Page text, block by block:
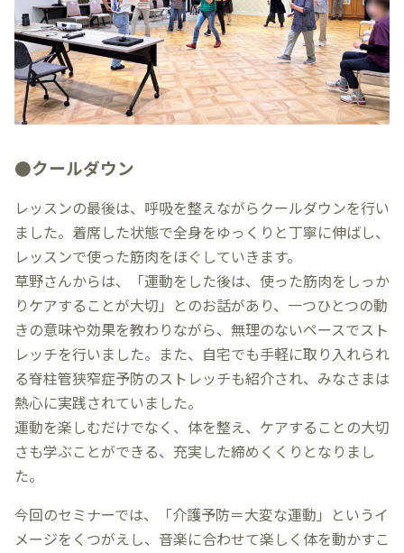
●クールダウン
レッスンの最後は、呼吸を整えながらクールダウンを行い
ました。着席した状態で全身をゆっくりと丁寧に伸ばし、
レッスンで使った筋肉をほぐしていきます。
草野さんからは、「運動をした後は、使った筋肉をしっか
りケアすることが大切」とのお話があり、一つひとつの動
きの意味や効果を教わりながら、無理のないペースでスト
レッチを行いました。また、自宅でも手軽に取り入れられ
る脊柱管狭窄症予防のストレッチも紹介され、みなさまは
熱心に実践されていました。
運動を楽しむだけでなく、体を整え、ケアすることの大切
さも学ぶことができる、充実した締めくくりとなりまし
た。
今回のセミナーでは、「介護予防＝大変な運動」というイ
メージをくつがえし、音楽に合わせて楽しく体を動かすこ